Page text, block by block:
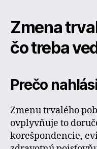
Zmena
čo treba
Prečo
Zmenu trvalého
ovplyvňuje to
korešpondencie,